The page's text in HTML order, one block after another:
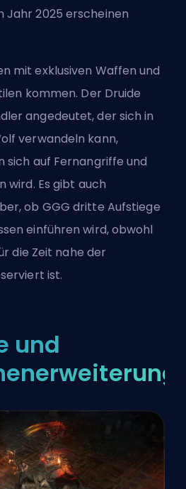
2025 erscheinen
mit exklusiven Waffen und
kommen. Der Druide
angedeutet, der sich in
verwandeln kann,
sich auf Fernangriffe und
wird. Es gibt auch
ob GGG dritte Aufstiege
einführen wird, obwohl
die Zeit nahe der
ist.
und